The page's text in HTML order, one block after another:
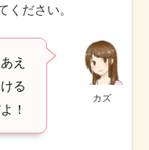
ださい。
カズ
え
る
！